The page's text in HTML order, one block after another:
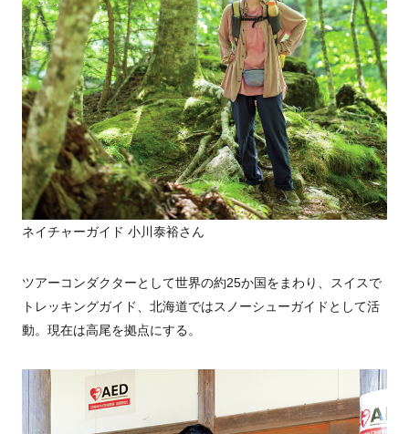
ネイチャーガイド 小川泰裕さん
ツアーコンダクターとして世界の約25か国をまわり、スイスで
トレッキングガイド、北海道ではスノーシューガイドとして活
動。現在は高尾を拠点にする。